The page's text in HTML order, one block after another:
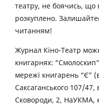
театру, не боячись,
розкуплено.
читанням!
Журнал Кіно-Театр
книгарнях:
мережі книгарень “Є”
Саксаганського 107/47,
Сковороди, 2, НаУКМА,